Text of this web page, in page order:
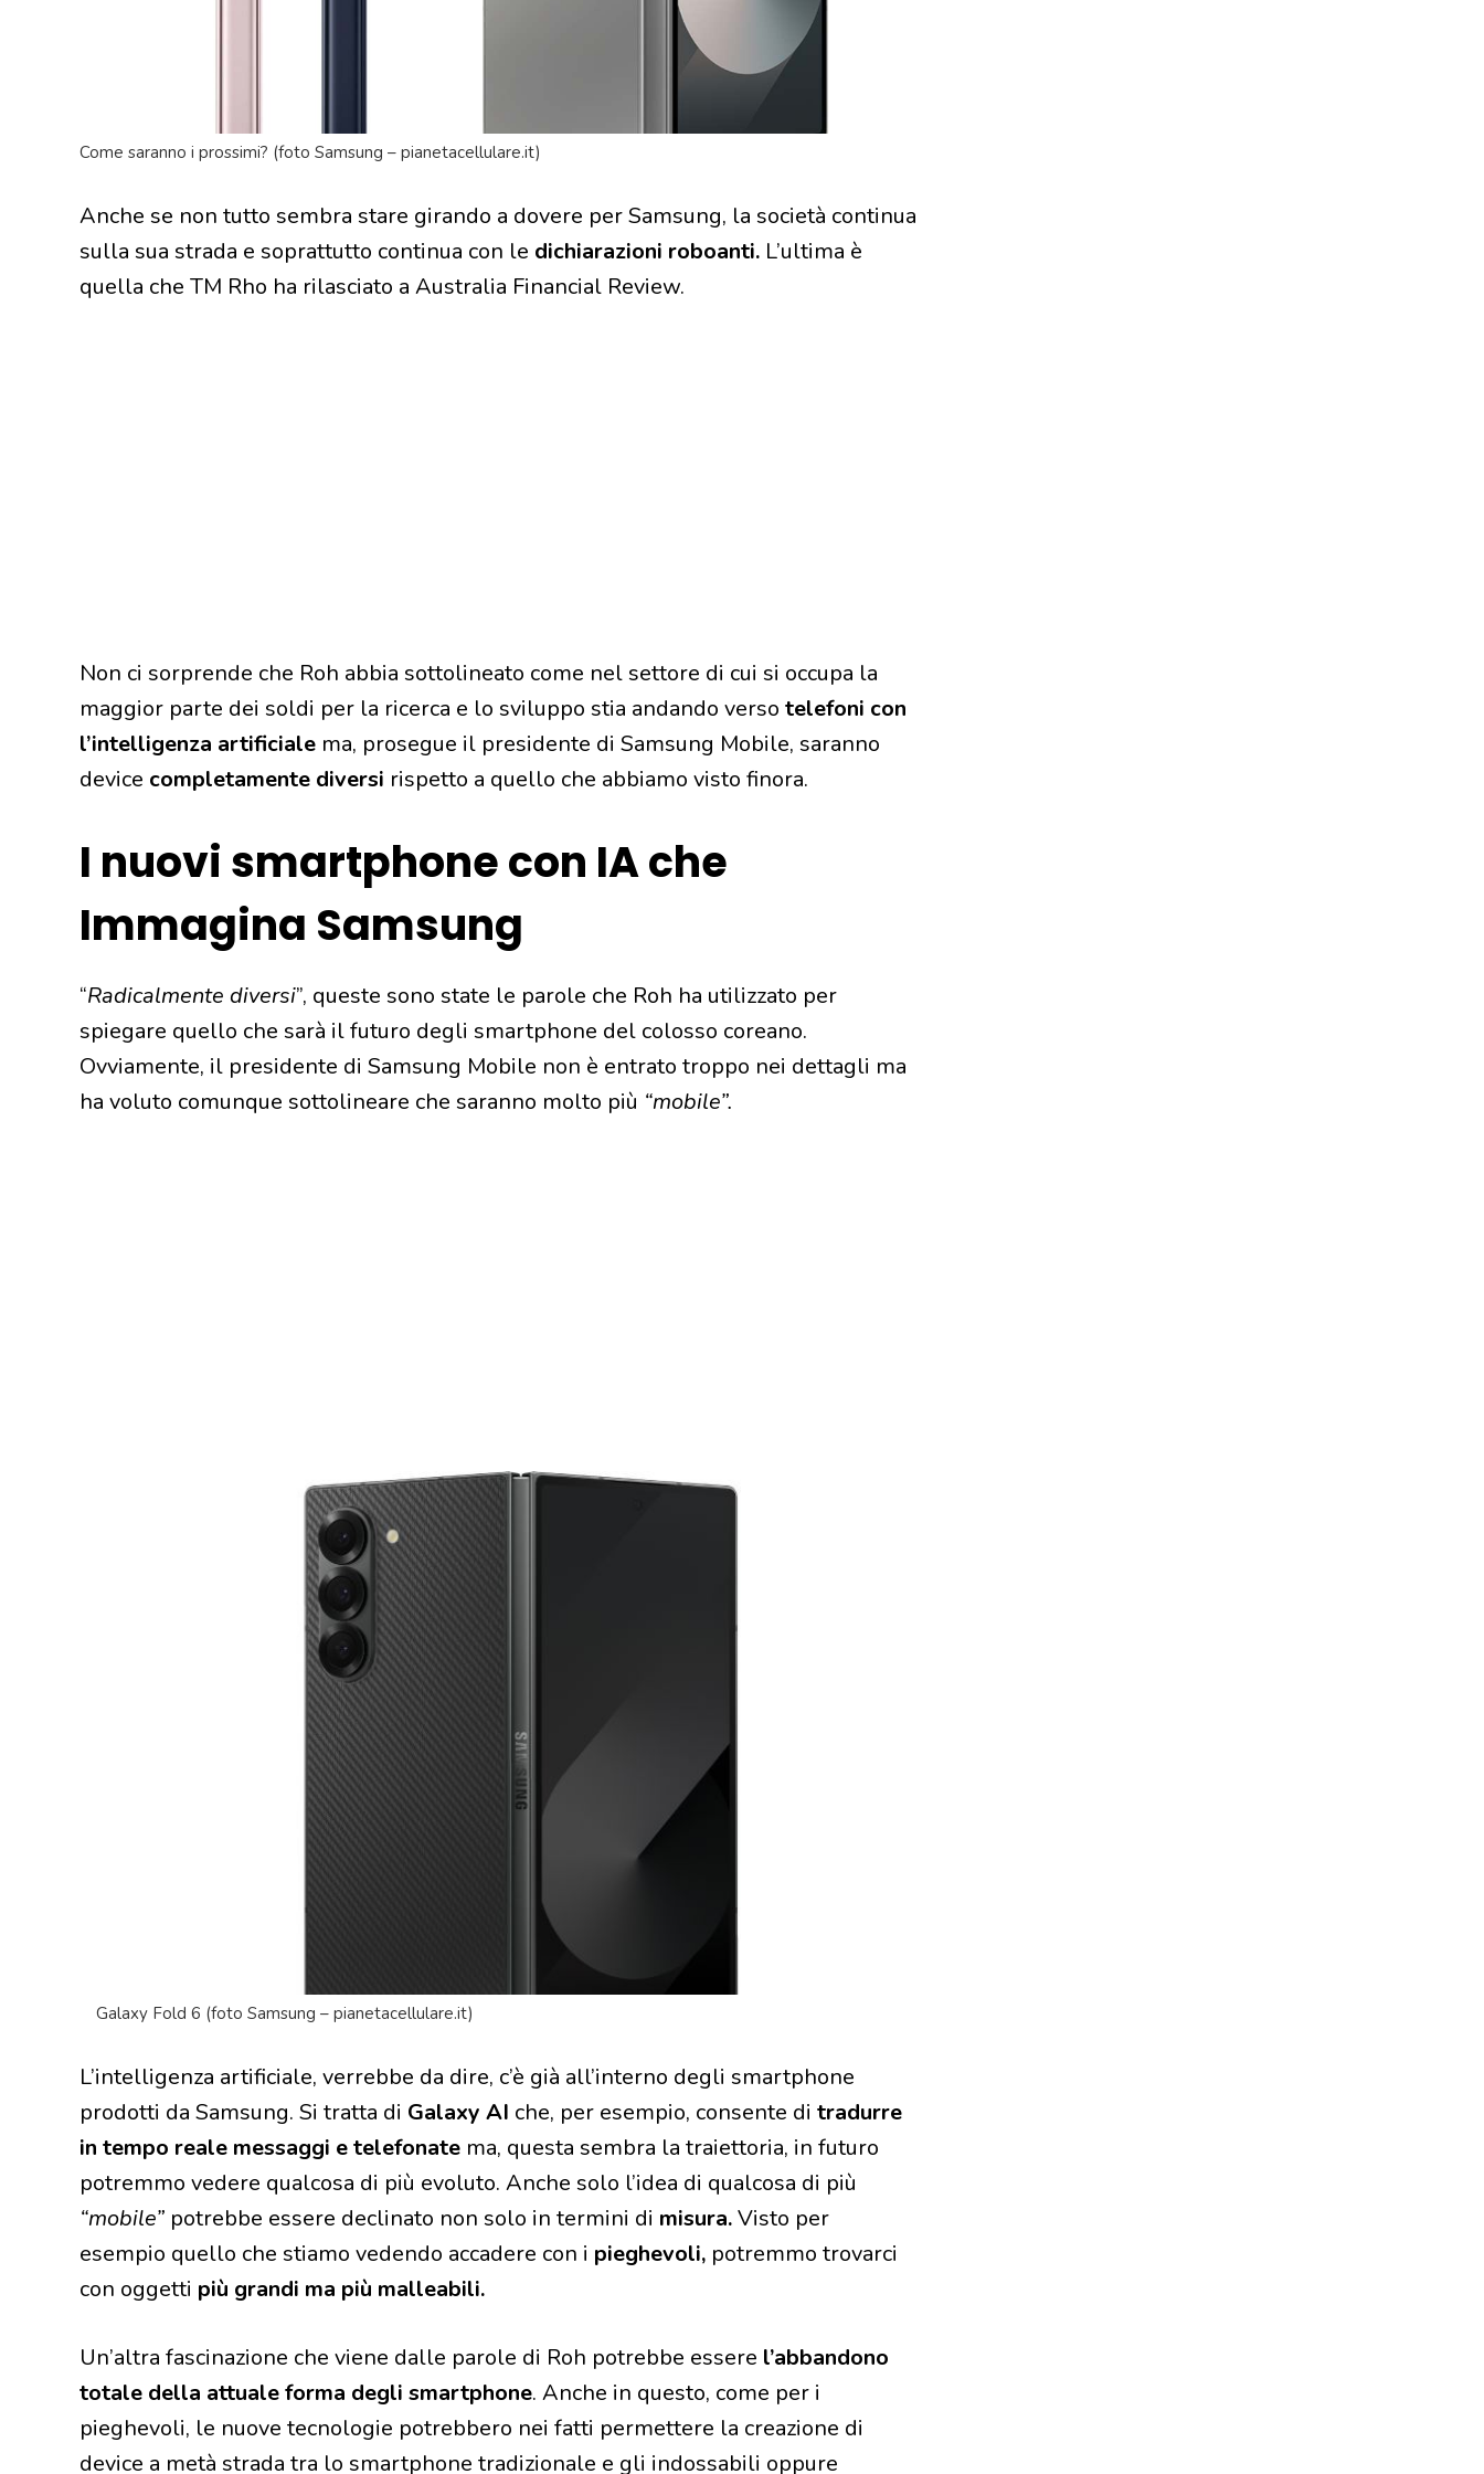
Come saranno i prossimi? (foto Samsung – pianetacellulare.it)
Anche se non tutto sembra stare girando a dovere per Samsung, la società continua
sulla sua strada e soprattutto continua con le dichiarazioni roboanti. L’ultima è
quella che TM Rho ha rilasciato a Australia Financial Review.
Non ci sorprende che Roh abbia sottolineato come nel settore di cui si occupa la
maggior parte dei soldi per la ricerca e lo sviluppo stia andando verso telefoni con
l’intelligenza artificiale ma, prosegue il presidente di Samsung Mobile, saranno
device completamente diversi rispetto a quello che abbiamo visto finora.
I nuovi smartphone con IA che
Immagina Samsung
“Radicalmente diversi”, queste sono state le parole che Roh ha utilizzato per
spiegare quello che sarà il futuro degli smartphone del colosso coreano.
Ovviamente, il presidente di Samsung Mobile non è entrato troppo nei dettagli ma
ha voluto comunque sottolineare che saranno molto più “mobile”.
Galaxy Fold 6 (foto Samsung – pianetacellulare.it)
L’intelligenza artificiale, verrebbe da dire, c’è già all’interno degli smartphone
prodotti da Samsung. Si tratta di Galaxy AI che, per esempio, consente di tradurre
in tempo reale messaggi e telefonate ma, questa sembra la traiettoria, in futuro
potremmo vedere qualcosa di più evoluto. Anche solo l’idea di qualcosa di più
“mobile” potrebbe essere declinato non solo in termini di misura.Visto per
esempio quello che stiamo vedendo accadere con i pieghevoli, potremmo trovarci
con oggetti più grandi ma più malleabili.
Un’altra fascinazione che viene dalle parole di Roh potrebbe essere l’abbandono
totale della attuale forma degli smartphone. Anche in questo, come per i
pieghevoli, le nuove tecnologie potrebbero nei fatti permettere la creazione di
device a metà strada tra lo smartphone tradizionale e gli indossabili oppure